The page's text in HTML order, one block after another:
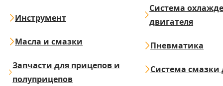
Инструмент
Масла и смазки
Запчасти для прицепов и
полуприцепов
Система
двигателя
Пневматика
Система смазки